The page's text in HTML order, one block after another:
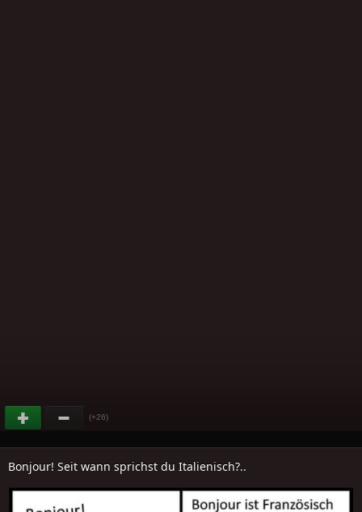
(+26)
Bonjour! Seit wann sprichst du Italienisch?..